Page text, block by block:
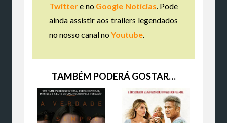
Twittere no Google Notícias . Pode
ainda assistir aos trailers legendados
no nosso canal noYoutube
TAMBÉM PODERÁ GOSTAR…